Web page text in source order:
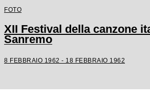
FOTO
XII Festival della canzone
Sanremo
8 FEBBRAIO 1962 - 18 FEBBRAIO 1962